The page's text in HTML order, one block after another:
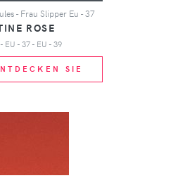
- Frau Slipper Eu - 37
ROSE
EU - 37 - EU - 39
SIE